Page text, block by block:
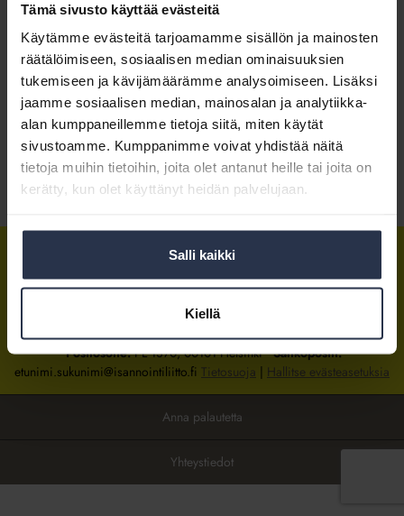
Tämä sivusto käyttää evästeitä
Käytämme evästeitä tarjoamamme sisällön ja mainosten
räätälöimiseen, sosiaalisen median ominaisuuksien
tukemiseen ja kävijämäärämme analysoimiseen. Lisäksi
jaamme sosiaalisen median, mainosalan ja analytiikka-
alan kumppaneillemme tietoja siitä, miten käytät
sivustoamme. Kumppanimme voivat yhdistää näitä
tietoja muihin tietoihin, joita olet antanut heille tai joita on
kerätty, kun olet käyttänyt heidän palvelujaan.
Salli kaikki
Kiellä
Tämä osio on rajattu
Isännöintiliiton jäsenyritysten
henkilökunnalle
Kirjaudu sisään
Tietoa jäsenyydestä
IsännöintiliittoIsännöintiliittoIsännöintiliitto
Isännöintiliiton toimistosijaitsee Hakaniemessä Helsingissä.
Postiosoite:PL 1370, 00101 HelsinkiSähköpostit:
etunimi.sukunimi@isannointiliitto.fi Tietosuoja | Hallitse evästeasetuksia
Anna palautetta
Yhteystiedot